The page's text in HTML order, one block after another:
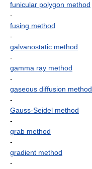
funicular polygon method
-
fusing method
-
galvanostatic method
-
gamma ray method
-
gaseous diffusion method
-
Gauss-Seidel method
-
grab method
-
gradient method
-